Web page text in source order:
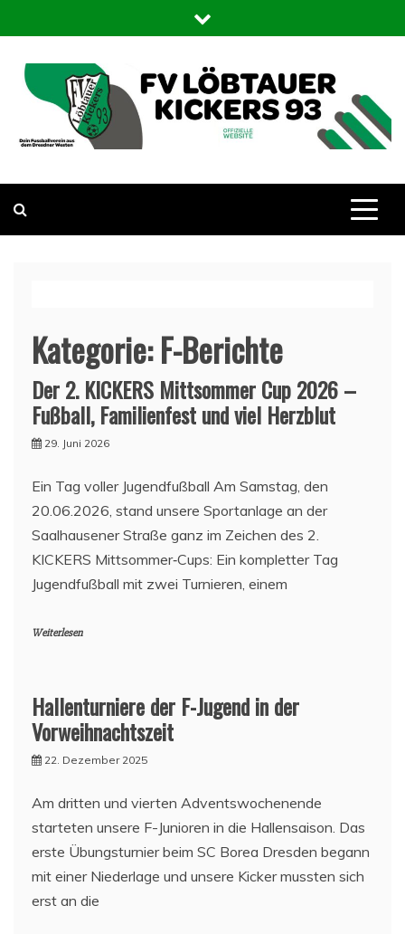
to
content
Dresden
Kategorie:F-Berichte
Der 2. KICKERS Mittsommer Cup 2026 –
Fußball, Familienfest und viel Herzblut
29. Juni 2026
Ein Tag voller Jugendfußball Am Samstag, den
20.06.2026, stand unsere Sportanlage an der
Saalhausener Straße ganz im Zeichen des 2.
KICKERS Mittsommer‑Cups: Ein kompletter Tag
Jugendfußball mit zwei Turnieren, einem
Weiterlesen
Hallenturniere der F-Jugend in der
Vorweihnachtszeit
22. Dezember 2025
Am dritten und vierten Adventswochenende
starteten unsere F-Junioren in die Hallensaison. Das
erste Übungsturnier beim SC Borea Dresden begann
mit einer Niederlage und unsere Kicker mussten sich
erst an die